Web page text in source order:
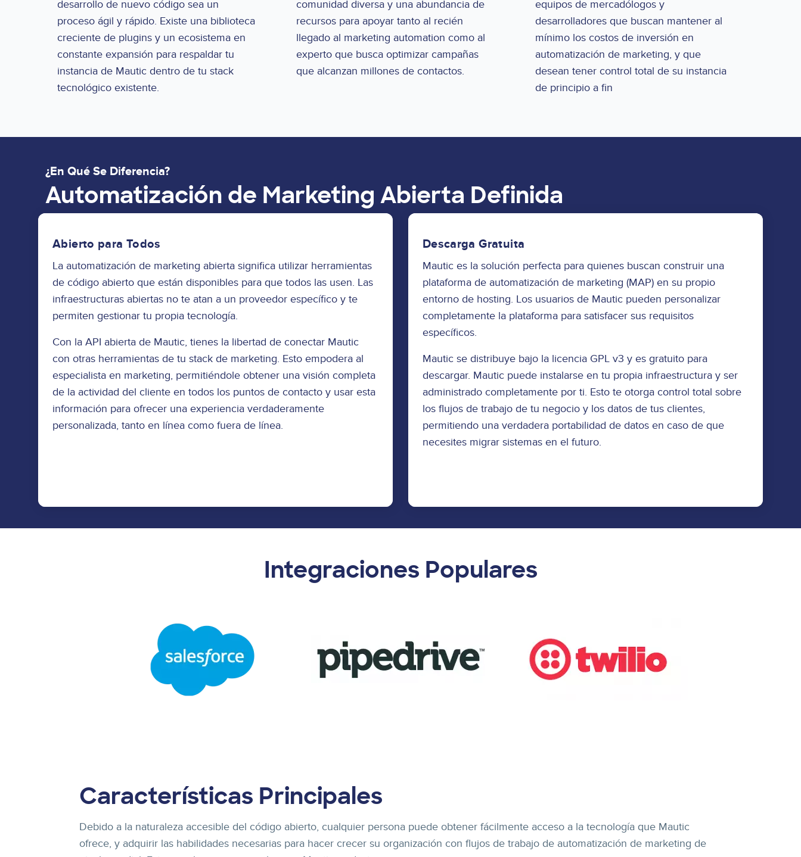
desarrollo de nuevo código sea un
proceso ágil y rápido. Existe una biblioteca
creciente de plugins y un ecosistema en
constante expansión para respaldar tu
instancia de Mautic dentro de tu stack
tecnológico existente.
comunidad diversa y una abundancia de
recursos para apoyar tanto al recién
llegado al marketing automation como al
experto que busca optimizar campañas
que alcanzan millones de contactos.
equipos de mercadólogos y
desarrolladores que buscan mantener al
mínimo los costos de inversión en
automatización de marketing, y que
desean tener control total de su instancia
de principio a fin
¿En Qué Se Diferencia?
Automatización de Marketing Abierta Definida
Abierto para Todos
La automatización de marketing abierta significa utilizar herramientas
de código abierto que están disponibles para que todos las usen. Las
infraestructuras abiertas no te atan a un proveedor específico y te
permiten gestionar tu propia tecnología.
Con la API abierta de Mautic, tienes la libertad de conectar Mautic
con otras herramientas de tu stack de marketing. Esto empodera al
especialista en marketing, permitiéndole obtener una visión completa
de la actividad del cliente en todos los puntos de contacto y usar esta
información para ofrecer una experiencia verdaderamente
personalizada, tanto en línea como fuera de línea.
Descarga Gratuita
Mautic es la solución perfecta para quienes buscan construir una
plataforma de automatización de marketing (MAP) en su propio
entorno de hosting. Los usuarios de Mautic pueden personalizar
completamente la plataforma para satisfacer sus requisitos
específicos.
Mautic se distribuye bajo la licencia GPL v3 y es gratuito para
descargar. Mautic puede instalarse en tu propia infraestructura y ser
administrado completamente por ti. Esto te otorga control total sobre
los flujos de trabajo de tu negocio y los datos de tus clientes,
permitiendo una verdadera portabilidad de datos en caso de que
necesites migrar sistemas en el futuro.
Integraciones Populares
Características Principales
Debido a la naturaleza accesible del código abierto, cualquier persona puede obtener fácilmente acceso a la tecnología que Mautic
ofrece, y adquirir las habilidades necesarias para hacer crecer su organización con flujos de trabajo de automatización de marketing de